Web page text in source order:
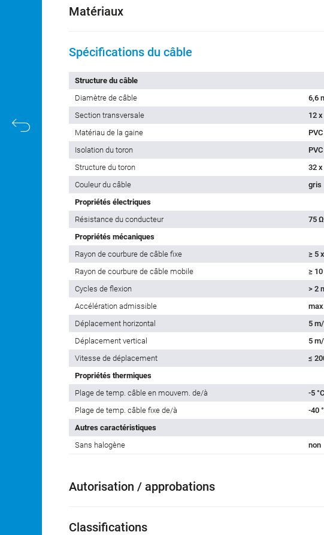
Matériaux
Spécifications du câble
Structure du câble
Diamètre de câble
6,6
Section transversale
12
Matériau de la gaine
PVC
Isolation du toron
PVC
Structure du toron
32
Couleur du câble
gris
Propriétés électriques
Résistance du conducteur
75
Propriétés mécaniques
Rayon de courbure de câble fixe
≥ 5
Rayon de courbure de câble mobile
≥
Cycles de flexion
> 2
Accélération admissible
Déplacement horizontal
5
Déplacement vertical
5
Vitesse de déplacement
≤
Propriétés thermiques
Plage de temp. câble en mouvem. de/à
-5
Plage de temp. câble fixe de/à
-40
Autres caractéristiques
Sans halogène
non
Autorisation / approbations
Classifications